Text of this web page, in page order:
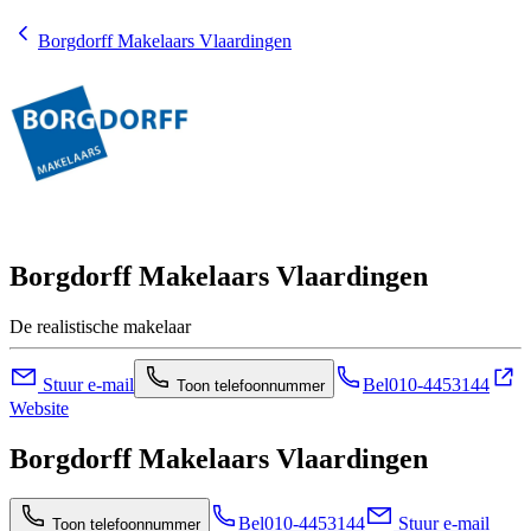
Borgdorff Makelaars Vlaardingen
Borgdorff Makelaars Vlaardingen
De realistische makelaar
Stuur e-mail Toon telefoonnummer Bel010-4453144
Website
Borgdorff Makelaars Vlaardingen
Toon telefoonnummer Bel010-4453144 Stuur e-mail